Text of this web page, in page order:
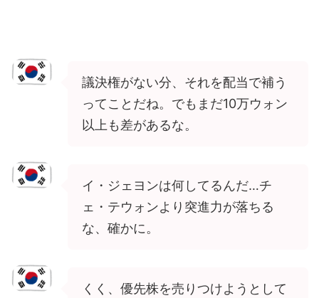
議決権がない分、それを配当で補う
ってことだね。でもまだ10万ウォン
以上も差があるな。
イ・ジェヨンは何してるんだ…チ
ェ・テウォンより突進力が落ちる
な、確かに。
くく、優先株を売りつけようとして